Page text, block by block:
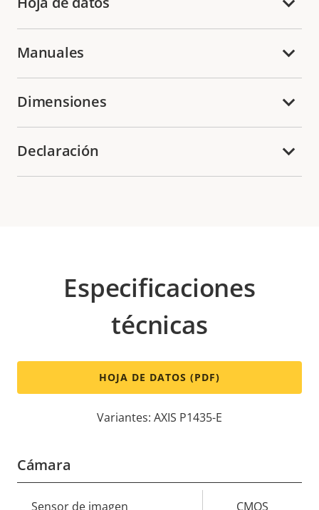
Manuales
Dimensiones
Declaración
Especificaciones
técnicas
HOJA DE DATOS (PDF)
Variantes: AXIS P1435-E
Cámara
Descripción
Sensor de imagen CMOS